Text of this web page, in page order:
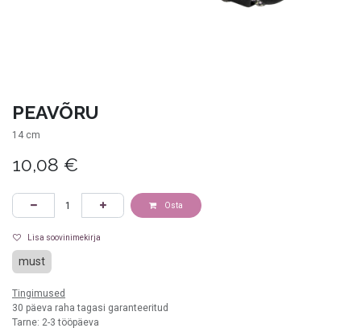
PEAVÕRU
14 cm
10,08 €
Osta
Lisa soovinimekirja
must
Tingimused
30 päeva raha tagasi garanteeritud
Tarne: 2-3 tööpäeva